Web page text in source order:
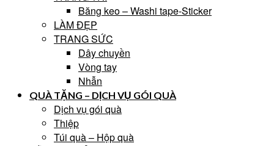
Băng keo – Washi tape-Sticker
LÀM ĐẸP
TRANG SỨC
Dây chuyền
Vòng tay
Nhẫn
QUÀ TẶNG – DỊCH VỤ GÓI QUÀ
Dịch vụ gói quà
Thiệp
Túi quà – Hộp quà